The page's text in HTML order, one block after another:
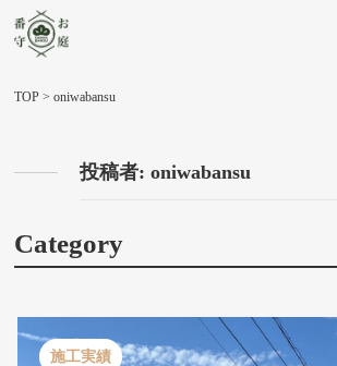
TOP >oniwabansu
投稿者:oniwabansu
Category
施工実績